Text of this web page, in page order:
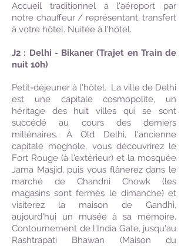
Accueil traditionnel à l'aéroport par
notre chauffeur / représentant, transfert
à votre hôtel. Nuitée à l'hôtel.
J2 : Delhi - Bikaner (Trajet en Train de
nuit 10h)
Petit-déjeuner à l'hôtel. La ville de Delhi
est une capitale cosmopolite, un
héritage des huit villes qui se sont
succédé au cours des derniers
millénaires. À Old Delhi, l'ancienne
capitale moghole, vous découvrirez le
Fort Rouge (à l'extérieur) et la mosquée
Jama Masjid, puis vous flânerez dans le
marché de Chandni Chowk (les
magasins sont fermés le dimanche) et
visiterez la maison de Gandhi,
aujourd'hui un musée à sa mémoire.
Contournement de l'India Gate, jusqu'au
Rashtrapati Bhawan (Maison du